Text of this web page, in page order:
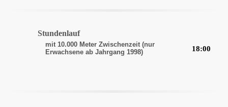
Stundenlauf
mit 10.000 Meter Zwischenzeit (nur
Erwachsene ab Jahrgang 1998)
18:00